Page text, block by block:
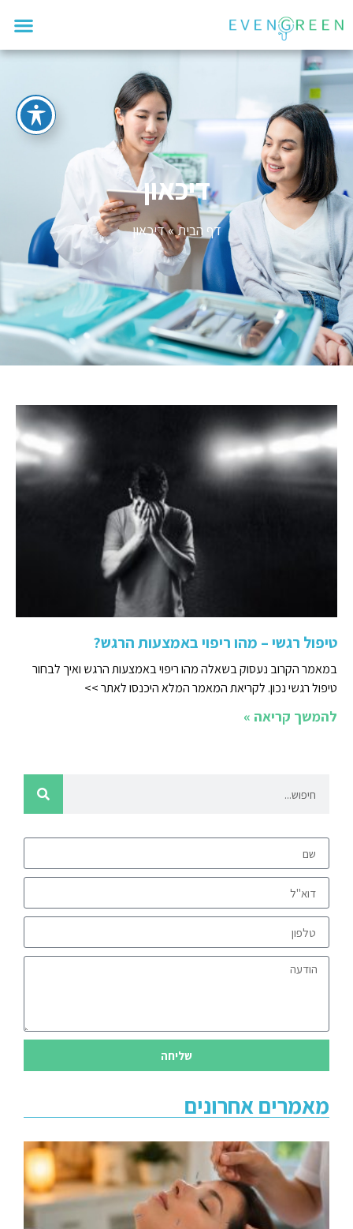
דיכאון
דף הבית»דיכאון
טיפול רגשי – מהו ריפוי באמצעות הרגש?
במאמר הקרוב נעסוק בשאלה מהו ריפוי באמצעות הרגש ואיך לבחור
טיפול רגשי נכון. לקריאת המאמר המלא היכנסו לאתר >>
להמשך קריאה »
שליחה
מאמרים אחרונים